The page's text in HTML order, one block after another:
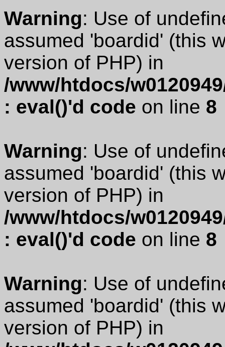
Warning: Use of
assumed 'boardid' (this
version of PHP) in
/www/htdocs/
: eval()'d code on line 8
Warning: Use of
assumed 'boardid' (this
version of PHP) in
/www/htdocs/
: eval()'d code on line 8
Warning: Use of
assumed 'boardid' (this
version of PHP) in